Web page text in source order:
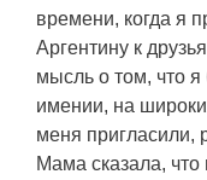
времени, когда я
Аргентину к
мысль о том, что
имении, на
меня пригласили,
Мама сказала,